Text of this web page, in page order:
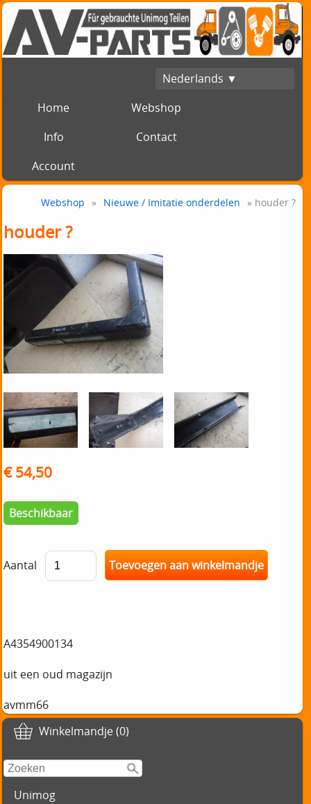
Nederlands ▼
Home
Webshop
Info
Contact
Account
Winkelmandje (0)
Unimog
Webshop » Nieuwe / Imitatie onderdelen » houder ?
houder ?
€ 54,50
Beschikbaar
Aantal
A4354900134
uit een oud magazijn
avmm66